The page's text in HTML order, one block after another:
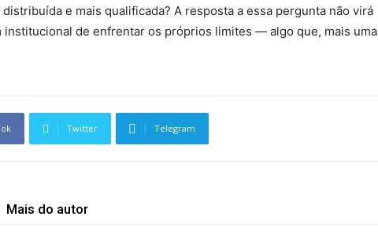
e mais qualificada? A resposta a essa pergunta não virá
institucional de enfrentar os próprios limites — algo que, mais uma
Twitter Telegram
Mais do autor